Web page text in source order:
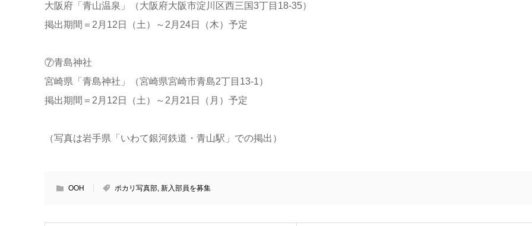
大阪府「青山温泉」（大阪府大阪市淀川区西三国3丁目18-35）
掲出期間＝2月12日（土）～2月24日（木）予定
⑦青島神社
宮崎県「青島神社」（宮崎県宮崎市青島2丁目13-1）
掲出期間＝2月12日（土）～2月21日（月）予定
（写真は岩手県「いわて銀河鉄道・青山駅」での掲出）
OOH ポカリ写真部, 新入部員を募集